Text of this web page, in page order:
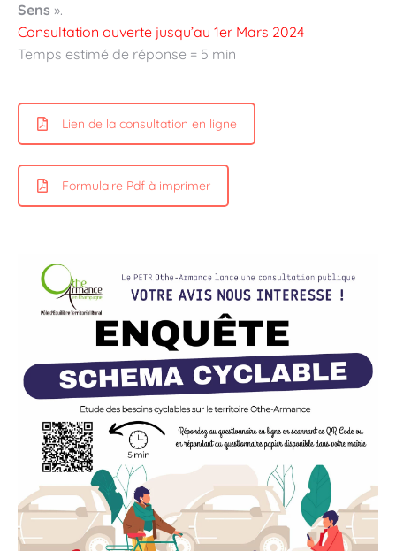
Sens ».
Consultation ouverte jusqu’au 1er Mars 2024
Temps estimé de réponse = 5 min
Lien de la consultation en ligne
Formulaire Pdf à imprimer